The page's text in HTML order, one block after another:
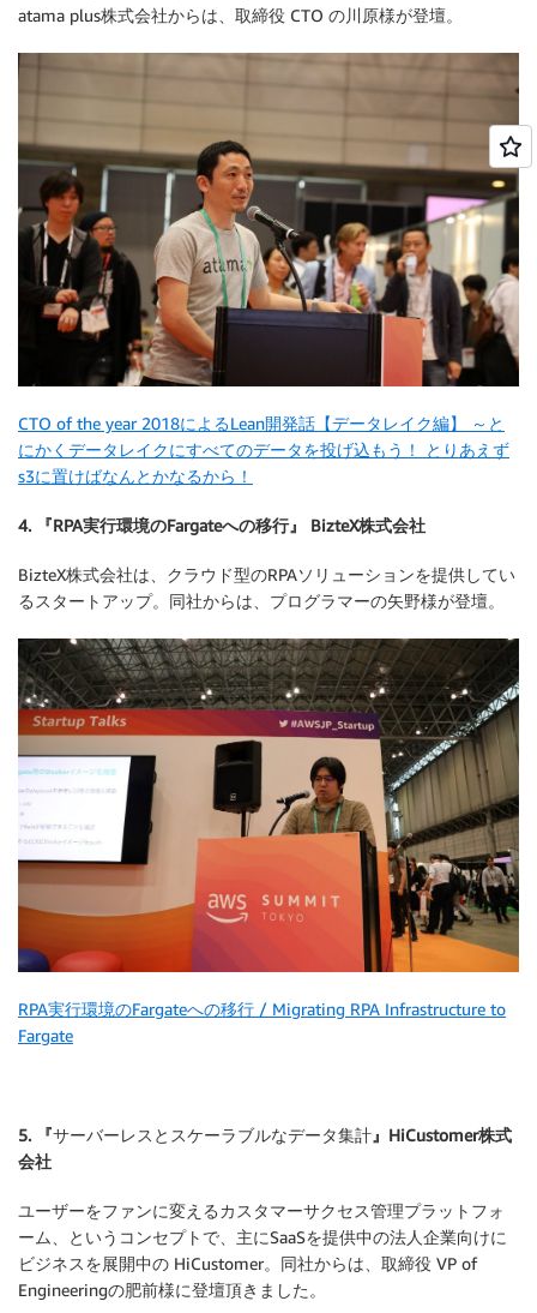
atama plus株式会社からは、取締役 CTO の川原様が登壇。
CTO of the year 2018によるLean開発話【データレイク編】 ～と
にかくデータレイクにすべてのデータを投げ込もう！ とりあえず
s3に置けばなんとかなるから！
4. 『RPA実行環境のFargateへの移行』 BizteX株式会社
BizteX株式会社は、クラウド型のRPAソリューションを提供してい
るスタートアップ。同社からは、プログラマーの矢野様が登壇。
RPA実行環境のFargateへの移行 / Migrating RPA Infrastructure to
Fargate
5. 『サーバーレスとスケーラブルなデータ集計』HiCustomer株式
会社
ユーザーをファンに変えるカスタマーサクセス管理プラットフォ
ーム、というコンセプトで、主にSaaSを提供中の法人企業向けに
ビジネスを展開中の HiCustomer。同社からは、取締役 VP of
Engineeringの肥前様に登壇頂きました。